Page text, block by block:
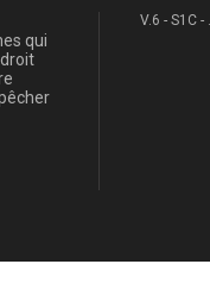
qui
V.6 - S1C